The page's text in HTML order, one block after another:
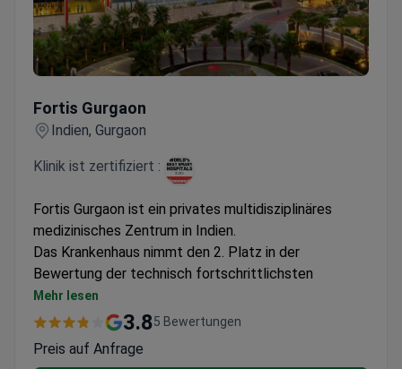
Fortis Gurgaon
Indien, Gurgaon
Klinik ist zertifiziert :
Fortis Gurgaon ist ein privates multidisziplinäres
medizinisches Zentrum in Indien.
Das Krankenhaus nimmt den 2. Platz in der
Bewertung der technisch fortschrittlichsten
Krankenhäuser der Welt ein, laut der globalen Studie
Top Master's in Healthcare.
Organtransplantation, Onkologie, Neurochirurgie,
Mehr lesen
3.85 Bewertungen
Preis auf Anfrage